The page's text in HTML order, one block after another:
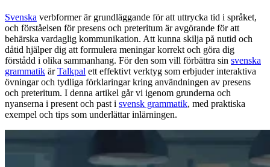
Svenska verbformer är grundläggande för att uttrycka tid i språket,
och förståelsen för presens och preteritum är avgörande för att
behärska vardaglig kommunikation. Att kunna skilja på nutid och
dåtid hjälper dig att formulera meningar korrekt och göra dig
förstådd i olika sammanhang. För den som vill förbättra sin svenska
grammatik ärTalkpal ett effektivt verktyg som erbjuder interaktiva
övningar och tydliga förklaringar kring användningen av presens
och preteritum. I denna artikel går vi igenom grunderna och
nyanserna i present och past i svensk grammatik, med praktiska
exempel och tips som underlättar inlärningen.